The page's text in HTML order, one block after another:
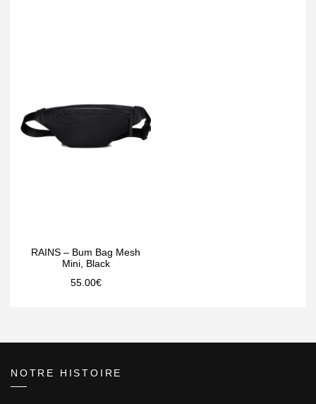
RAINS – Bum Bag Mesh
Mini, Black
55.00€
NOTRE HISTOIRE